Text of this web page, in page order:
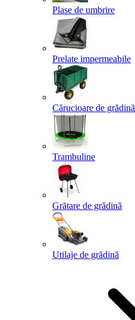
Plase de umbrire
Prelate impermeabile
Cărucioare de grădină
Trambuline
Grătare de grădină
Utilaje de grădină